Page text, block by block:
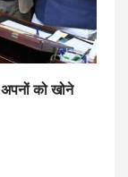
अपनों को खोने